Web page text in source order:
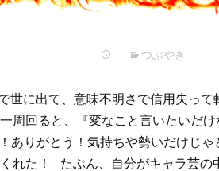
つぶやき
世に出て、意味不明さで信用失っ
周回ると、『変なこと言いたいだ
ありがとう！気持ちや勢いだけじ
れた！ たぶん、自分がキャラ芸の